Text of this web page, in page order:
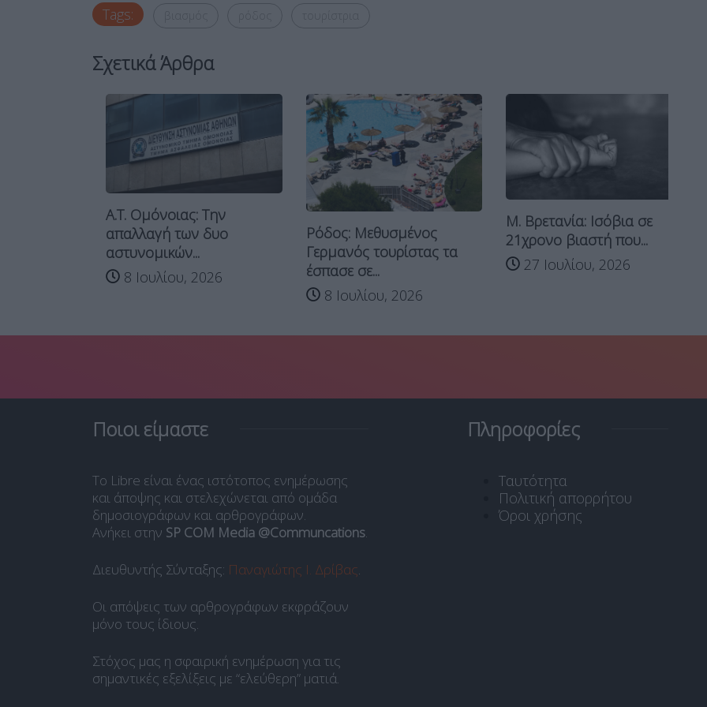
Tags:
Σχετικά Άρθρα
Α.Τ. Ομόνοιας: Την
απαλλαγή των δυο
αστυνομικών...
8 Ιουλίου, 2026
Ρόδος: Μεθυσμένος
Γερμανός τουρίστας τα
έσπασε σε...
8 Ιουλίου, 2026
Μ. Βρετανία: Ισόβια σε
21χρονο βιαστή που...
27 Ιουλίου, 2026
Ποιοι είμαστε
Το Libre είναι ένας ιστότοπος ενημέρωσης
και άποψης και στελεχώνεται από ομάδα
δημοσιογράφων και αρθρογράφων.
Ανήκει στην SP COM Media @Communcations.
Διευθυντής Σύνταξης: Παναγιώτης Ι. Δρίβας.
Οι απόψεις των αρθρογράφων εκφράζουν
μόνο τους ίδιους.
Στόχος μας η σφαιρική ενημέρωση για τις
σημαντικές εξελίξεις με “ελεύθερη” ματιά.
Πληροφορίες
Ταυτότητα
Πολιτική απορρήτου
Όροι χρήσης